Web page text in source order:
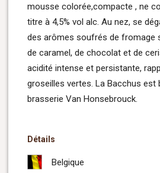
mousse colorée,compacte , ne
titre à 4,5% vol alc. Au nez, se
des arômes soufrés de fromage
de caramel, de chocolat et de
acidité intense et persistante,
groseilles vertes. La Bacchus est
brasserie Van Honsebrouck.
Détails
Belgique